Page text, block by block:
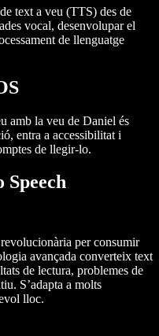
text a veu (TTS) des de
vocal, desenvolupar el
de llenguatge
amb la veu de Daniel és
entra a accessibilitat i
de llegir-lo.
Speech
per consumir
avançada converteix text
de lectura, problemes de
S’adapta a molts
lloc.